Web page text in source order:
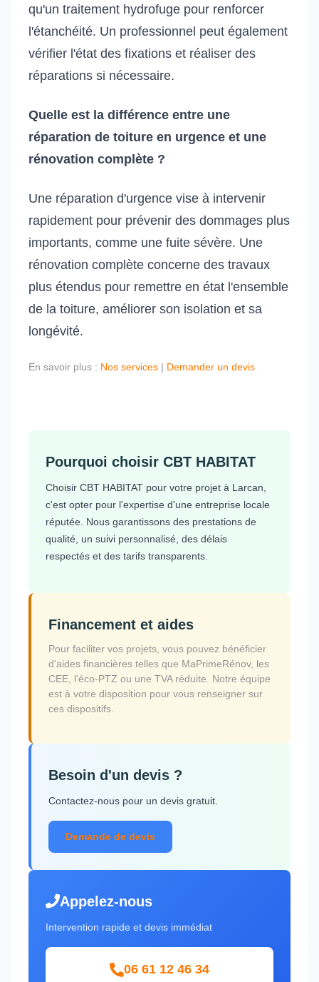
qu'un traitement hydrofuge pour renforcer
l'étanchéité. Un professionnel peut également
vérifier l'état des fixations et réaliser des
réparations si nécessaire.
Quelle est la différence entre une
réparation de toiture en urgence et une
rénovation complète ?
Une réparation d'urgence vise à intervenir
rapidement pour prévenir des dommages plus
importants, comme une fuite sévère. Une
rénovation complète concerne des travaux
plus étendus pour remettre en état l'ensemble
de la toiture, améliorer son isolation et sa
longévité.
En savoir plus : Nos services | Demander un devis
Pourquoi choisir CBT HABITAT
Choisir CBT HABITAT pour votre projet à Larcan,
c'est opter pour l'expertise d'une entreprise locale
réputée. Nous garantissons des prestations de
qualité, un suivi personnalisé, des délais
respectés et des tarifs transparents.
Financement et aides
Pour faciliter vos projets, vous pouvez bénéficier
d'aides financières telles que MaPrimeRénov, les
CEE, l'éco-PTZ ou une TVA réduite. Notre équipe
est à votre disposition pour vous renseigner sur
ces dispositifs.
Besoin d'un devis ?
Contactez-nous pour un devis gratuit.
Demande de devis
Appelez-nous
Intervention rapide et devis immédiat
06 61 12 46 34